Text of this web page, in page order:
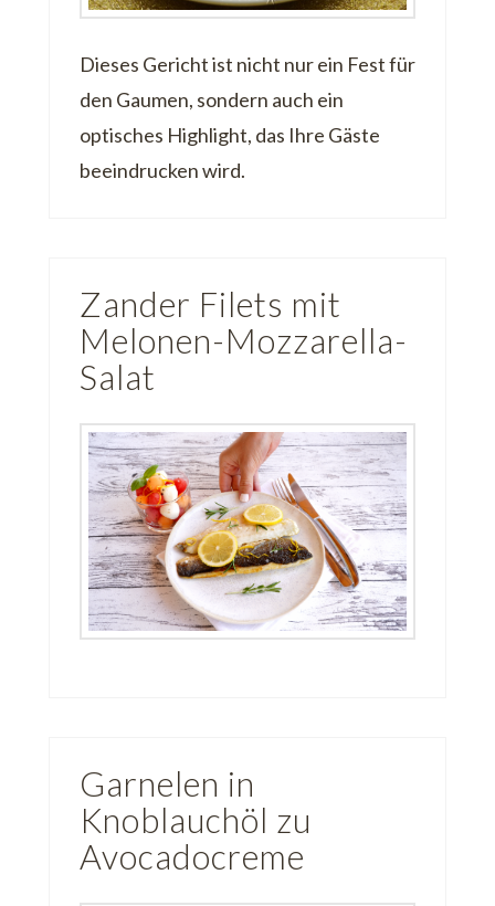
Dieses Gericht ist nicht nur ein Fest für
den Gaumen, sondern auch ein
optisches Highlight, das Ihre Gäste
beeindrucken wird.
Zander Filets mit
Melonen-Mozzarella-
Salat
Garnelen in
Knoblauchöl zu
Avocadocreme